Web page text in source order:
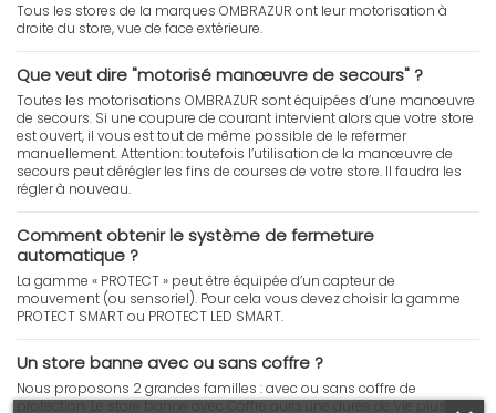
Tous les stores de la marques OMBRAZUR ont leur motorisation à
droite du store, vue de face extérieure.
Que veut dire "motorisé manœuvre de secours" ?
Toutes les motorisations OMBRAZUR sont équipées d’une manœuvre
de secours. Si une coupure de courant intervient alors que votre store
est ouvert, il vous est tout de même possible de le refermer
manuellement. Attention: toutefois l’utilisation de la manœuvre de
secours peut dérégler les fins de courses de votre store. Il faudra les
régler à nouveau.
Comment obtenir le système de fermeture
automatique ?
La gamme « PROTECT » peut être équipée d’un capteur de
mouvement (ou sensoriel). Pour cela vous devez choisir la gamme
PROTECT SMART ou PROTECT LED SMART.
Un store banne avec ou sans coffre ?
Nous proposons 2 grandes familles : avec ou sans coffre de